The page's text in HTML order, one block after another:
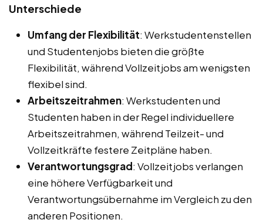
Unterschiede
Umfang der Flexibilität: Werkstudentenstellen
und Studentenjobs bieten die größte
Flexibilität, während Vollzeitjobs am wenigsten
flexibel sind.
Arbeitszeitrahmen: Werkstudenten und
Studenten haben in der Regel individuellere
Arbeitszeitrahmen, während Teilzeit- und
Vollzeitkräfte festere Zeitpläne haben.
Verantwortungsgrad: Vollzeitjobs verlangen
eine höhere Verfügbarkeit und
Verantwortungsübernahme im Vergleich zu den
anderen Positionen.